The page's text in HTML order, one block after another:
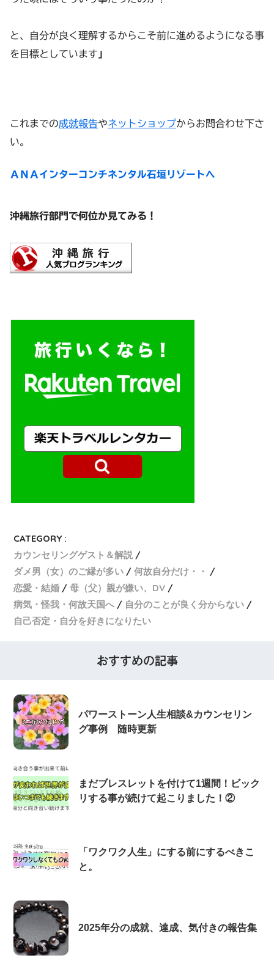
と、自分が良く理解するからこそ前に進めるようになる事
を目標としています 」
これまでの成就報告やネットショップからお問合わせ下さ
い。
ＡＮＡインターコンチネンタル石垣リゾートへ
沖縄旅行部門で何位か見てみる！
CATEGORY :
カウンセリングゲスト＆解説
ダメ男（女）のご縁が多い
何故自分だけ・・
恋愛・結婚
母（父）親が嫌い、DV
病気・怪我・何故天国へ
自分のことが良く分からない
自己否定・自分を好きになりたい
おすすめの記事
パワーストーン人生相談&カウンセリン
グ事例 随時更新
まだブレスレットを付けて1週間！ビック
リする事が続けて起こりました！②
「ワクワク人生」にする前にするべきこ
と。
2025年分の成就、達成、気付きの報告集